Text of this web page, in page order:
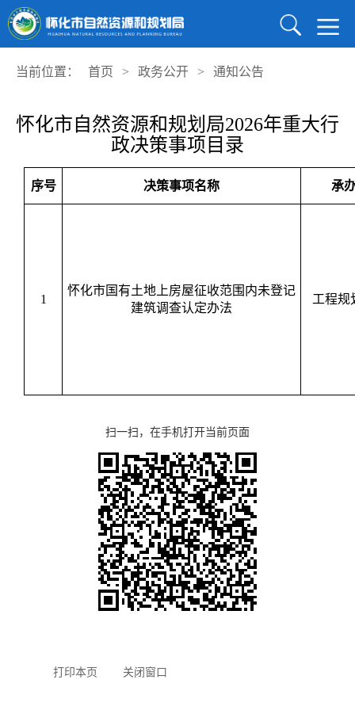
当前位置： 首页 > 政务公开 > 通知公告
怀化市自然资源和规划局2026年重大行
政决策事项目录
序号 决策事项名称 承
1
怀化市国有土地上房屋征收范围内未登记
建筑调查认定办法
工程规
扫一扫，在手机打开当前页面
打印本页 关闭窗口